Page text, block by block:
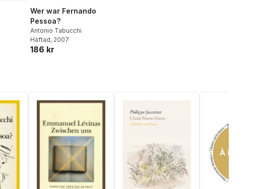
Wer war Fernando
Pessoa?
Antonio Tabucchi
Häftad, 2007
186 kr